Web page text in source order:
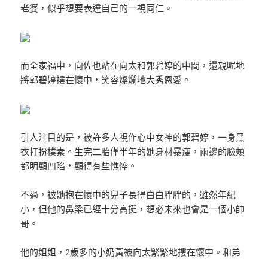
老婆，似乎想要表達自己的一視同仁。
而全家福中，向佐也站在向太和郭碧婷的中間，還親昵地
將郭碧婷摟在懷中，笑容燦爛地大秀恩愛。
引人注目的是，被許多人視作心中女神的郭碧婷，一身黑
衣打扮樸素。生完二胎僅半年的她身材暴瘦，兩邊的臉頰
都明顯凹陷，顯得有些憔悴。
不過，被她抱在懷中的兒子長得白白胖胖的，雖然年紀
小，但他的鼻梁已經十分高挺，想必未來也會是一個小帥
哥。
他的姐姐，2歲多的小奶黃被向太緊緊地摟在懷中。和弟